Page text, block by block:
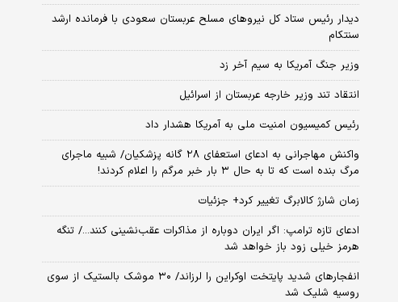
دیدار رئیس ستاد کل نیروهای مسلح عربستان سعودی با فرمانده ارشد
سنتکام
وزیر جنگ آمریکا به سیم آخر زد
انتقاد تند وزیر خارجه عربستان از اسرائیل
رئیس کمیسیون امنیت ملی به آمریکا هشدار داد
واکنش مهاجرانی به ادعای استعفای ۲۸ گانه پزشکیان/ شبیه ماجرای
مرگ بنده است که تا به حال ۳ بار خبر مرگم را اعلام کردند!
زمان شارژ کالابرگ تغییر کرد+ جزئیات
ادعای تازه ترامپ: اگر ایران دوباره از مذاکرات عقب‌نشینی کنند.../ تنگه
هرمز خیلی زود باز خواهد شد
انفجارهای شدید پایتخت اوکراین را لرزاند/ ۳۰ موشک بالستیک از سوی
روسیه شلیک شد